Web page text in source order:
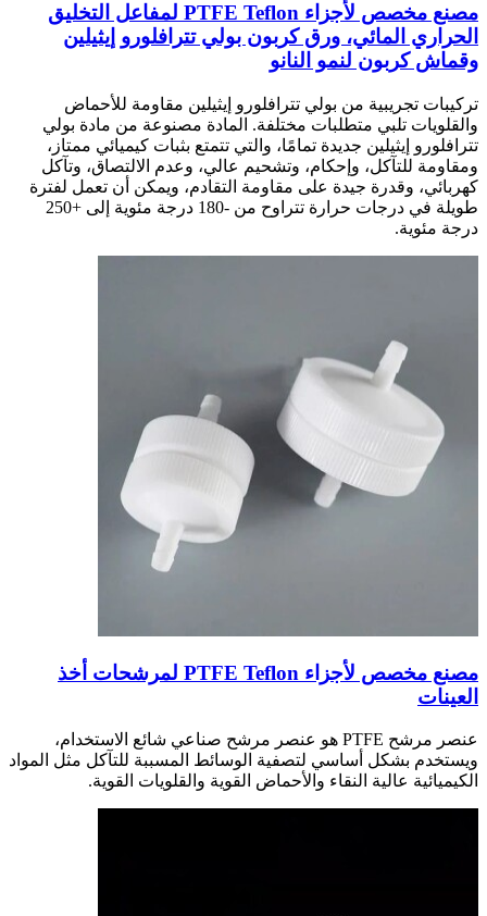
مصنع مخصص لأجزاء PTFE Teflon لمفاعل التخليق
الحراري المائي، ورق كربون بولي تترافلورو إيثيلين
وقماش كربون لنمو النانو
تركيبات تجريبية من بولي تترافلورو إيثيلين مقاومة للأحماض
والقلويات تلبي متطلبات مختلفة. المادة مصنوعة من مادة بولي
تترافلورو إيثيلين جديدة تمامًا، والتي تتمتع بثبات كيميائي ممتاز،
ومقاومة للتآكل، وإحكام، وتشحيم عالي، وعدم الالتصاق، وتآكل
كهربائي، وقدرة جيدة على مقاومة التقادم، ويمكن أن تعمل لفترة
طويلة في درجات حرارة تتراوح من -180 درجة مئوية إلى +250
درجة مئوية.
مصنع مخصص لأجزاء PTFE Teflon لمرشحات أخذ
العينات
عنصر مرشح PTFE هو عنصر مرشح صناعي شائع الاستخدام،
ويستخدم بشكل أساسي لتصفية الوسائط المسببة للتآكل مثل المواد
الكيميائية عالية النقاء والأحماض القوية والقلويات القوية.